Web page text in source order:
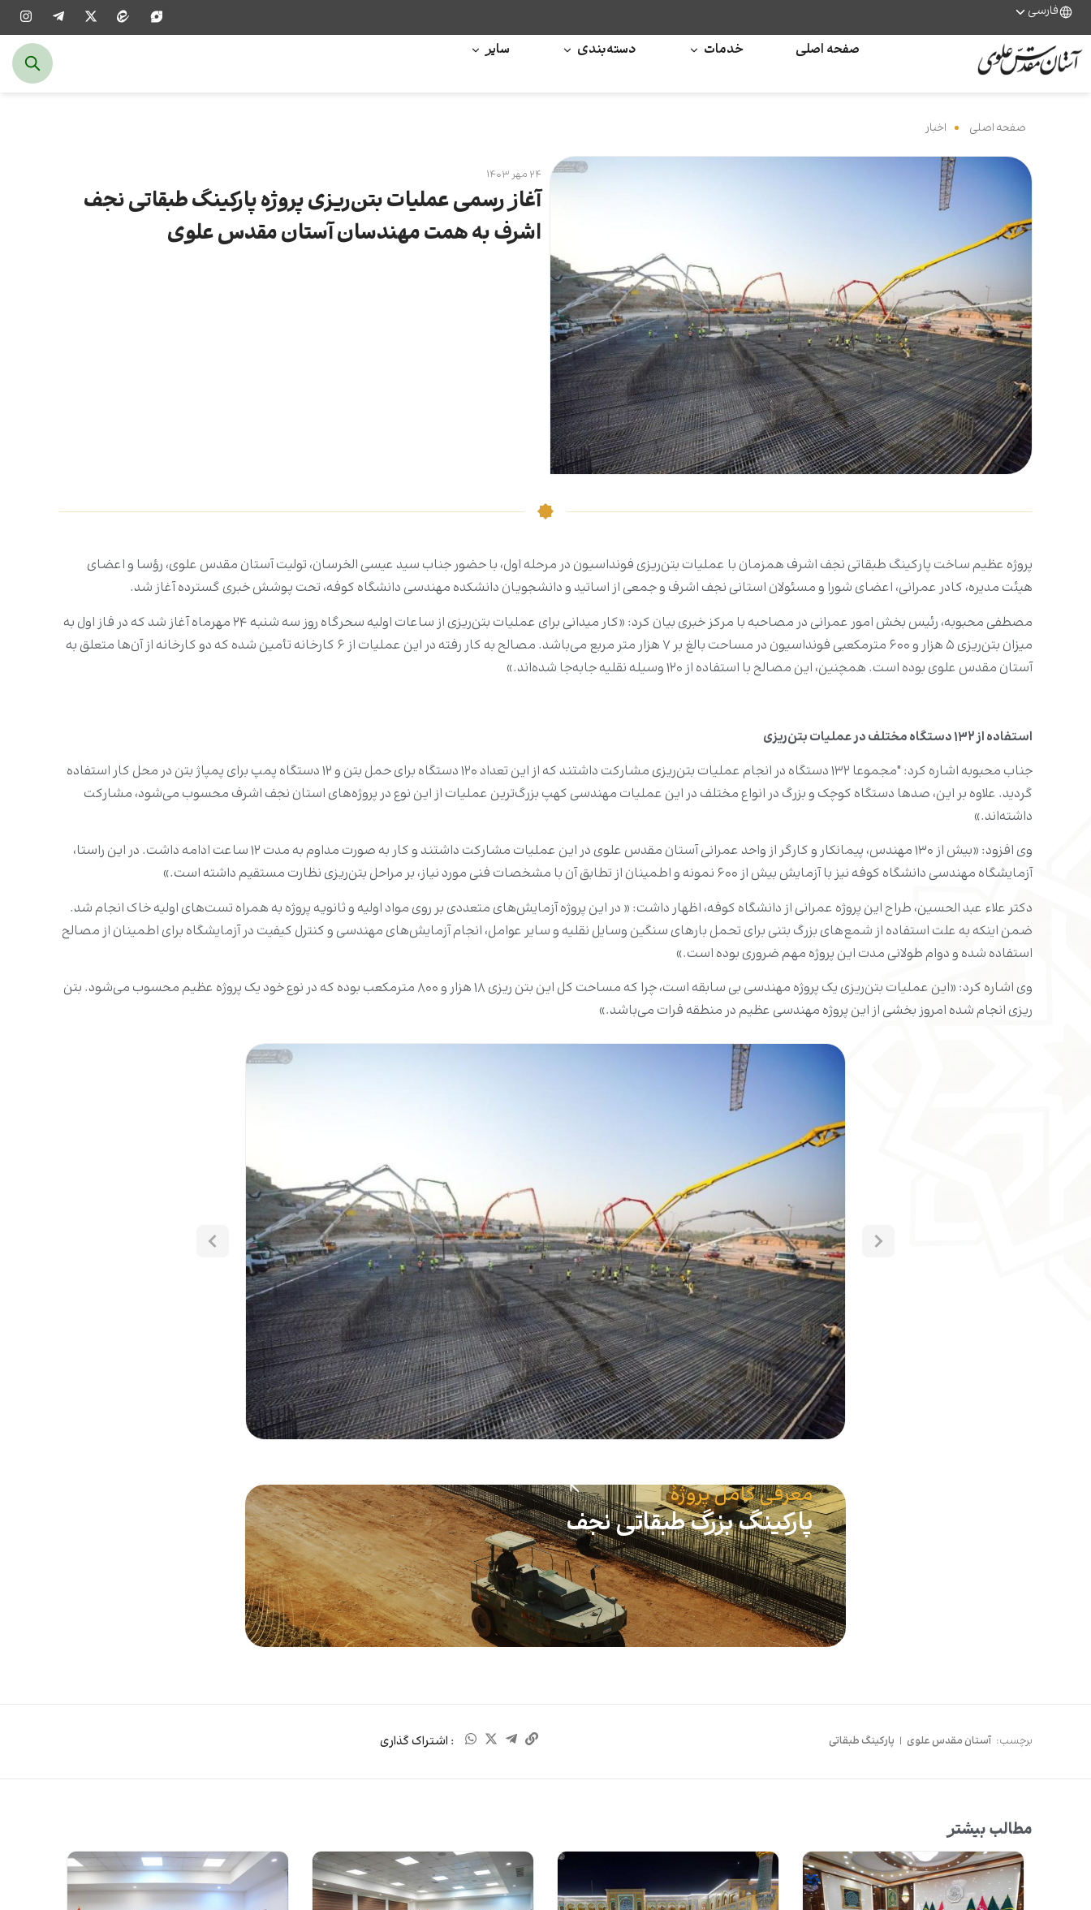
فارسی
صفحه اصلی خدمات دسته‌بندی سایر
صفحه اصلی اخبار
۲۴ مهر ۱۴۰۳
آغاز رسمی عملیات بتن‌ریزی پروژه پارکینگ طبقاتی نجف
اشرف به همت مهندسان آستان مقدس علوی
پروژه عظیم ساخت پارکینگ طبقاتی نجف اشرف همزمان با عملیات بتن‌ریزی فونداسیون در مرحله اول، با حضور جناب سید عیسی الخرسان، تولیت آستان مقدس علوی، رؤسا و اعضای
هیئت مدیره، کادر عمرانی، اعضای شورا و مسئولان استانی نجف اشرف و جمعی از اساتید و دانشجویان دانشکده مهندسی دانشگاه کوفه، تحت پوشش خبری گسترده آغاز شد.
مصطفی محبوبه، رئیس بخش امور عمرانی در مصاحبه با مرکز خبری بیان کرد: «کار میدانی برای عملیات بتن‌ریزی از ساعات اولیه سحرگاه روز سه شنبه ۲۴ مهرماه آغاز شد که در فاز اول به
میزان بتن‌ریزی ۵ هزار و ۶۰۰ مترمکعبی فونداسیون در مساحت بالغ بر ۷ هزار متر مربع می‌باشد. مصالح به کار رفته در این عملیات از ۶ کارخانه تأمین شده که دو کارخانه از آن‌ها متعلق به
آستان مقدس علوی بوده است. همچنین، این مصالح با استفاده از ۱۲۰ وسیله نقلیه جابه‌جا شده‌اند.»
استفاده از ۱۳۲ دستگاه مختلف در عملیات بتن‌ریزی
جناب محبوبه اشاره کرد: "مجموعا ۱۳۲ دستگاه در انجام عملیات بتن‌ریزی مشارکت داشتند که از این تعداد ۱۲۰ دستگاه برای حمل بتن و ۱۲ دستگاه پمپ برای پمپاژ بتن در محل کار استفاده
گردید. علاوه بر این، صدها دستگاه کوچک و بزرگ در انواع مختلف در این عملیات مهندسی کهپ بزرگ‌ترین عملیات از این نوع در پروژه‌های استان نجف اشرف محسوب می‌شود، مشارکت
داشته‌اند.»
وی افزود: «بیش از ۱۳۰ مهندس، پیمانکار و کارگر از واحد عمرانی آستان مقدس علوی در این عملیات مشارکت داشتند و کار به صورت مداوم به مدت ۱۲ ساعت ادامه داشت. در این راستا،
آزمایشگاه مهندسی دانشگاه کوفه نیز با آزمایش بیش از ۶۰۰ نمونه‌ و اطمینان از تطابق آن با مشخصات فنی مورد نیاز، بر مراحل بتن‌ریزی نظارت مستقیم داشته است.»
دکتر علاء عبد الحسین، طراح این پروژه عمرانی از دانشگاه کوفه، اظهار داشت: « در این پروژه آزمایش‌های متعددی بر روی مواد اولیه و ثانویه پروژه به همراه تست‌های اولیه خاک انجام شد.
ضمن اینکه به علت استفاده از شمع‌های بزرگ بتنی برای تحمل بارهای سنگین وسایل نقلیه و سایر عوامل، انجام آزمایش‌های مهندسی و کنترل کیفیت در آزمایشگاه برای اطمینان از مصالح
استفاده شده و دوام طولانی مدت این پروژه مهم ضروری بوده است.»
وی اشاره کرد: «این عملیات بتن‌ریزی یک پروژه مهندسی بی سابقه است، چرا که مساحت کل این بتن ریزی ۱۸ هزار و ۸۰۰ مترمکعب بوده که در نوع خود یک پروژه عظیم محسوب می‌شود. بتن
ریزی انجام شده امروز بخشی از این پروژه مهندسی عظیم در منطقه فرات می‌باشد.»
معرفی کامل پروژهٔ
پارکینگ بزرگ طبقاتی نجف
برچسب: آستان مقدس علوی | پارکینگ طبقاتی : اشتراک گذاری
مطالب بیشتر